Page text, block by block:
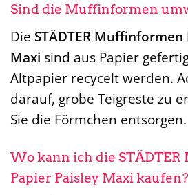
Sind die Muffinformen
Die STÄDTER
Maxi sind aus Papier
Altpapier recycelt werden.
darauf, grobe Teigreste zu
Sie die Förmchen entsorgen.
Wo kann ich die
Papier Paisley Maxi kaufen?